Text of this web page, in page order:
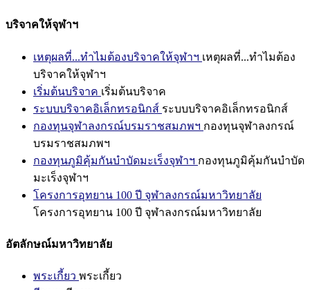
บริจาคให้จุฬาฯ
เหตุผลที่...ทำไมต้องบริจาคให้จุฬาฯ เหตุผลที่...ทำไมต้อง
บริจาคให้จุฬาฯ
เริ่มต้นบริจาค เริ่มต้นบริจาค
ระบบบริจาคอิเล็กทรอนิกส์ ระบบบริจาคอิเล็กทรอนิกส์
กองทุนจุฬาลงกรณ์บรมราชสมภพฯ กองทุนจุฬาลงกรณ์
บรมราชสมภพฯ
กองทุนภูมิคุ้มกันบำบัดมะเร็งจุฬาฯ กองทุนภูมิคุ้มกันบำบัด
มะเร็งจุฬาฯ
โครงการอุทยาน 100 ปี จุฬาลงกรณ์มหาวิทยาลัย
โครงการอุทยาน 100 ปี จุฬาลงกรณ์มหาวิทยาลัย
อัตลักษณ์มหาวิทยาลัย
พระเกี้ยว พระเกี้ยว